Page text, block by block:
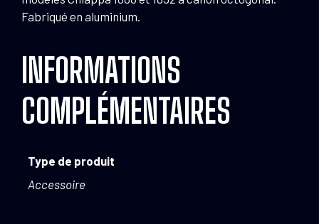
Fabriqué en aluminium.
INFORMATIONS
COMPLÉMENTAIRES
Type de produit
Accessoire